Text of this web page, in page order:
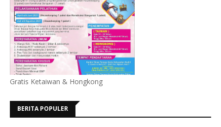
Gratis Ketaiwan & Hongkong
BERITA POPULER